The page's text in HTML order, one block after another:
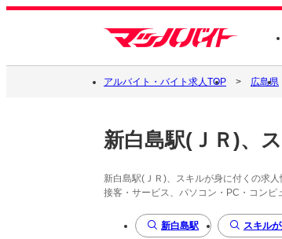
アルバイト・バイト求人TOP 広島県
新白島駅(ＪＲ)、
新白島駅(ＪＲ)、スキルが身に付くの求人
接客・サービス、パソコン・PC・コンピ
新白島駅 スキル